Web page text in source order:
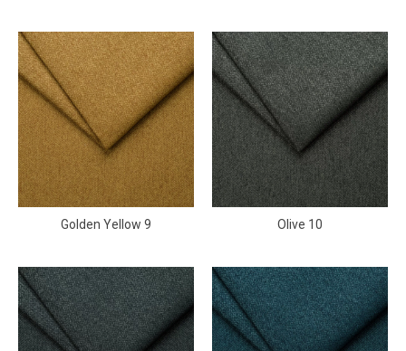
Golden Yellow 9 Olive 10